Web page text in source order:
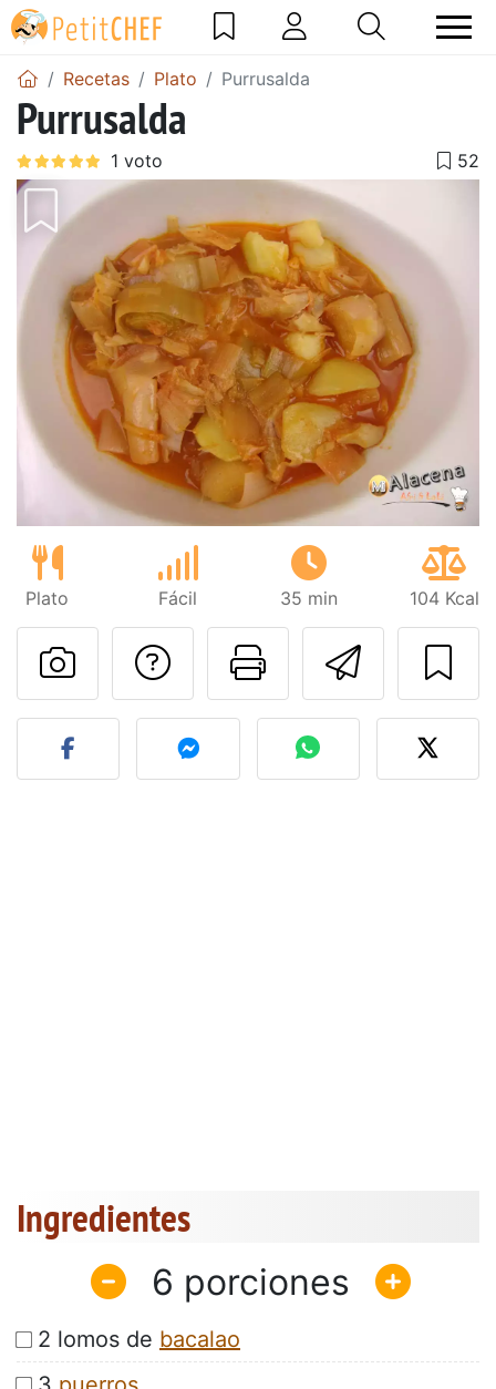
Recetas Plato Purrusalda
Purrusalda
Plato Fácil 35 min 104 Kcal
Imprimir
Preguntar al autor
Publicar la foto de esta
Ingredientes
6
2 lomos de bacalao